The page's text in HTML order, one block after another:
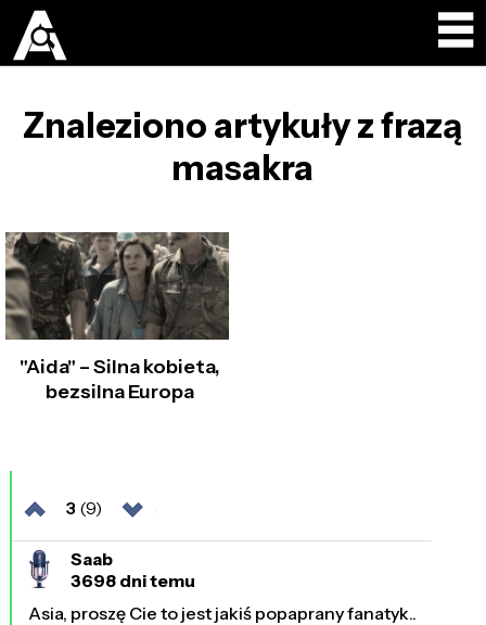
Znaleziono artykuły z frazą
masakra
"Aida" – Silna kobieta,
bezsilna Europa
3 (9)
Saab
3698 dni temu
Asia, proszę Cie to jest jakiś popaprany fanatyk..